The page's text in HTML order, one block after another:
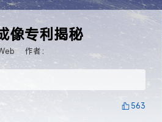
像专利揭秘
作者：
563